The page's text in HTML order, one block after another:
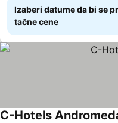
Izaberi datume da bi se
tačne cene
C-Hotels